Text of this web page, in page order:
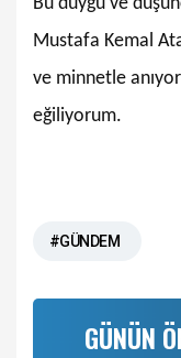
Mustafa Kemal
ve minnetle
eğiliyorum.
#GÜNDEM
GÜNÜN